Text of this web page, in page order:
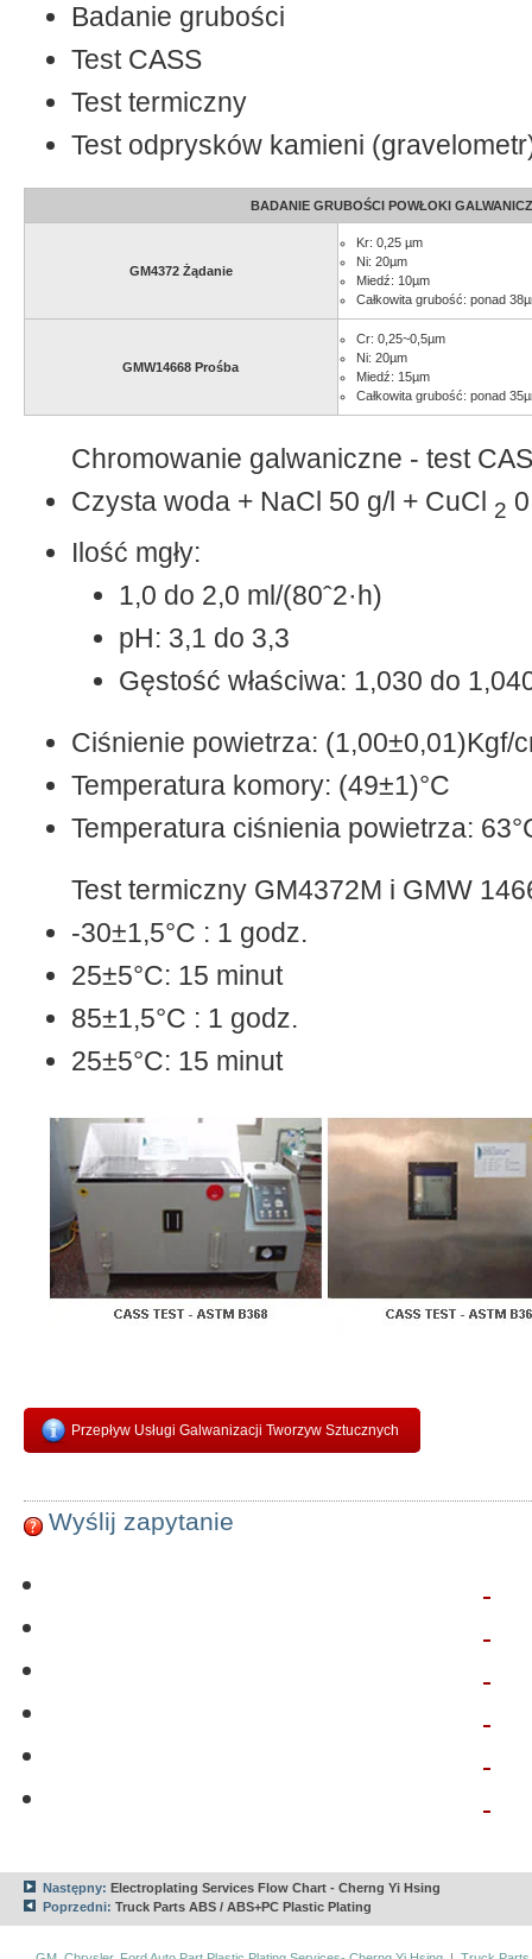
Badanie grubości
Test CASS
Test termiczny
Test odprysków kamieni
BADANIE GRUBOŚCI POWŁOKI
GM4372 Żądanie
Kr: 0,25 µm
Ni: 20µm
Miedź: 10µm
Całkowita grubość: ponad
GMW14668 Prośba
Cr: 0,25~0,5µm
Ni: 20µm
Miedź: 15µm
Całkowita grubość: ponad
Chromowanie galwaniczne - test
Czysta woda + NaCl 50 g/l + CuCl 2
Ilość mgły:
1,0 do 2,0 ml/(80ˆ2·h)
pH: 3,1 do 3,3
Gęstość właściwa: 1,030 do
Ciśnienie powietrza: (1,00±0,01)Kgf/
Temperatura komory: (49±1)°C
Temperatura ciśnienia powietrza:
Test termiczny GM4372M i GMW
-30±1,5°C : 1 godz.
25±5°C: 15 minut
85±1,5°C : 1 godz.
25±5°C: 15 minut
Przepływ Usługi Galwanizacji Tworzyw Sztucznych
Wyślij zapytanie
Następny: Electroplating Services Flow Chart - Cherng Yi Hsing
Poprzedni: Truck Parts ABS / ABS+PC Plastic Plating